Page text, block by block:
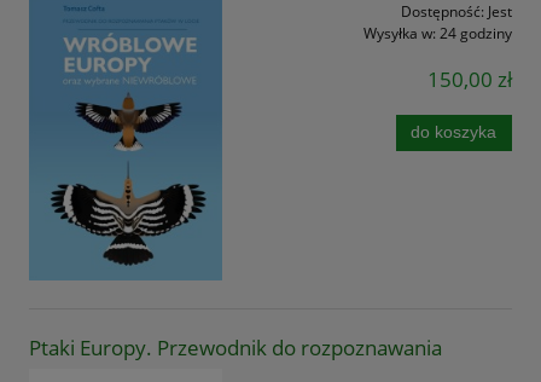
Dostępność: Jest
Wysyłka w: 24 godziny
150,00 zł
do koszyka
Ptaki Europy. Przewodnik do rozpoznawania